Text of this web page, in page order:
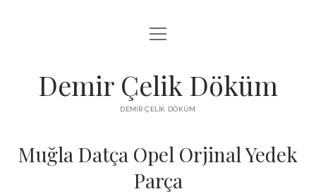
LISTE
ŞIFRESIZ INSTAGRAM BEĞENI KASMA
menüyü
aç
Demir Çelik Döküm
DEMIR ÇELIK DÖKÜM
Muğla Datça Opel Orjinal Yedek
Parça